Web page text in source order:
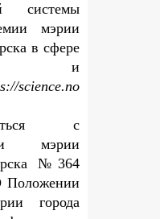
системы
мэрии
в сфере
и
science.no
с
мэрии
№ 364
Положении
города